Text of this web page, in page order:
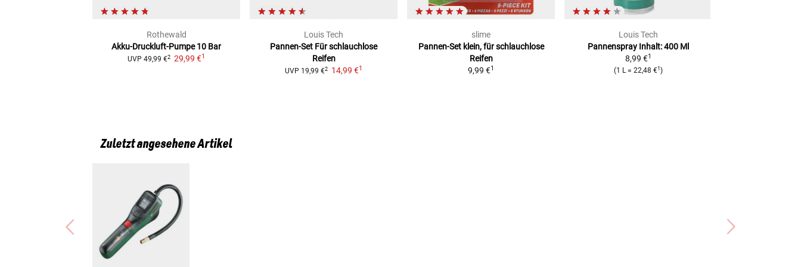
Rothewald
Akku-Druckluft-Pumpe 10 Bar
UVP 49,99 €2 29,99 €1
Louis Tech
Pannen-Set Für schlauchlose
Reifen
UVP 19,99 €2 14,99 €1
slime
Pannen-Set klein, für schlauchlose
Reifen
9,99 €1
Louis Tech
Pannenspray Inhalt: 400 Ml
8,99 €1
(1 L= 22,48 €1 )
Zuletzt angesehene Artikel